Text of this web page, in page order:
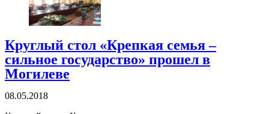
Круглый стол «Крепкая семья –
сильное государство» прошел в
Могилеве
08.05.2018